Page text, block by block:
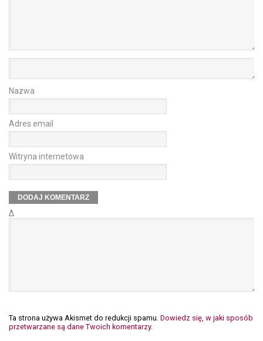
Nazwa
Adres email
Witryna internetowa
Δ
Ta strona używa Akismet do redukcji spamu. Dowiedz się, w jaki sposób
przetwarzane są dane Twoich komentarzy.